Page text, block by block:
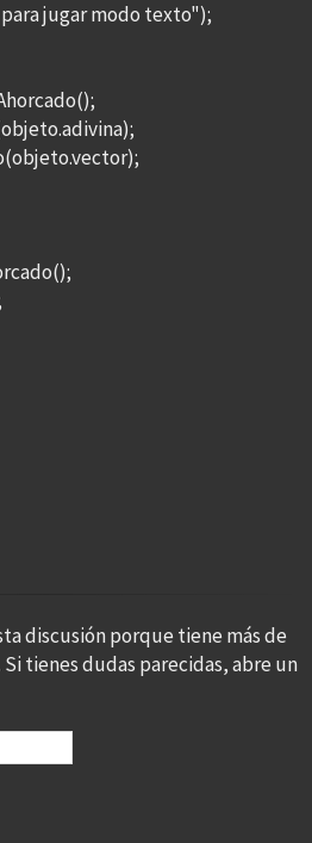
jugar modo texto");
discusión porque tiene más de
tienes dudas parecidas, abre un